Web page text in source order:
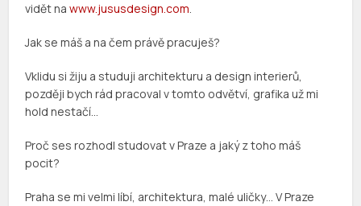
vidět nawww.jususdesign.com.
Jak se máš a na čem právě pracuješ?
Vklidu si žiju a studuji architekturu a design interierů,
později bych rád pracoval v tomto odvětví, grafika už mi
hold nestačí…
Proč ses rozhodl studovat v Praze a jaký z toho máš
pocit?
Praha se mi velmi líbí, architektura, malé uličky… V Praze